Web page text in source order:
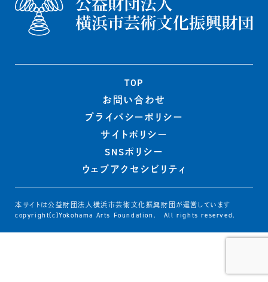
TOP
お問い合わせ
プライバシーポリシー
サイトポリシー
SNSポリシー
ウェブアクセシビリティ
本サイトは公益財団法人横浜市芸術文化振興財団が運営しています
copyright(c)Yokohama Arts Foundation. All rights reserved.